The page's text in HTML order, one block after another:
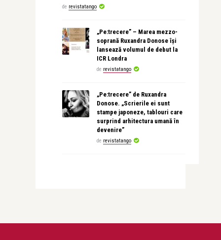
de revistatango
„Pe:trecere” – Marea mezzo-
soprană Ruxandra Donose își
lansează volumul de debut la
ICR Londra
de revistatango
„Pe:trecere” de Ruxandra
Donose. „Scrierile ei sunt
stampe japoneze, tablouri care
surprind arhitectura umană în
devenire”
de revistatango